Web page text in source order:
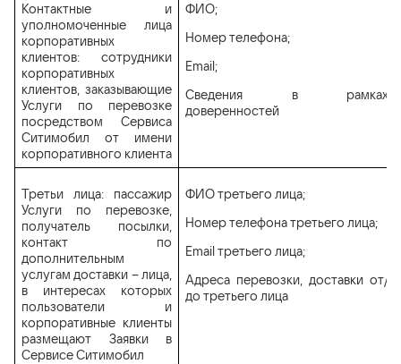
Контактные и
уполномоченные лица
корпоративных
клиентов: сотрудники
корпоративных
клиентов, заказывающие
Услуги по перевозке
посредством Сервиса
Ситимобил от имени
корпоративного клиента
ФИО;
Номер телефона;
Email;
Сведения в рамках
доверенностей
Третьи лица: пассажир
Услуги по перевозке,
получатель посылки,
контакт по
дополнительным
услугам доставки – лица,
в интересах которых
пользователи и
корпоративные клиенты
размещают Заявки в
Сервисе Ситимобил
ФИО третьего лица;
Номер телефона третьего лица;
Email третьего лица;
Адреса перевозки, доставки от/
до третьего лица